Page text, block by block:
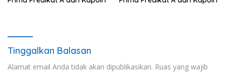
Tinggalkan Balasan
Alamat email Anda tidak akan dipublikasikan. Ruas yang wajib